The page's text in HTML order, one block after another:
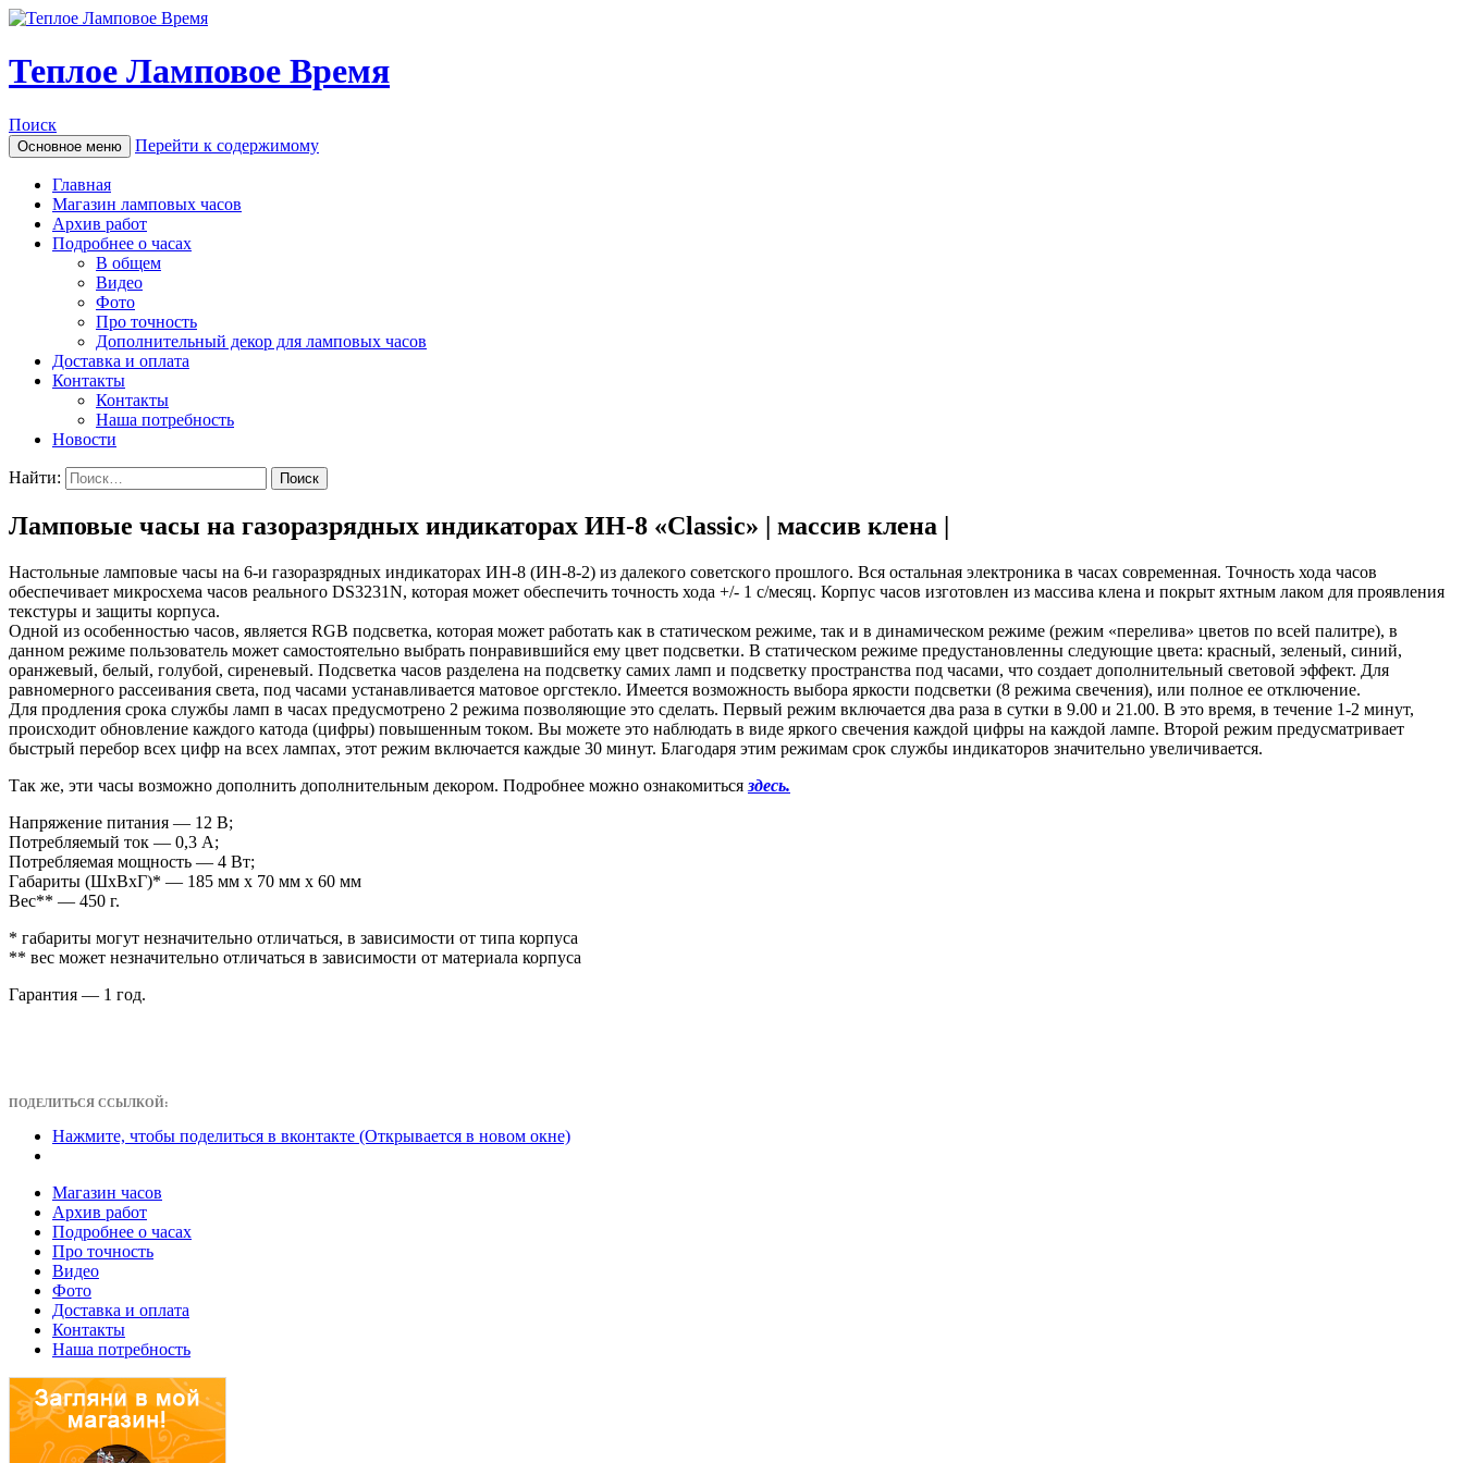
Теплое Ламповое Время
Поиск
Основное меню Перейти к содержимому
Главная
Магазин ламповых часов
Архив работ
Подробнее о часах
В общем
Видео
Фото
Про точность
Дополнительный декор для ламповых часов
Доставка и оплата
Контакты
Контакты
Наша потребность
Новости
Найти:
Ламповые часы на газоразрядных индикаторах ИН-8 «Classic» | массив клена |
Настольные ламповые часы на 6-и газоразрядных индикаторах ИН-8 (ИН-8-2) из далекого советского прошлого. Вся остальная электроника в часах современная. Точность хода часов
обеспечивает микросхема часов реального DS3231N, которая может обеспечить точность хода +/- 1 с/месяц. Корпус часов изготовлен из массива клена и покрыт яхтным лаком для проявления
текстуры и защиты корпуса.
Одной из особенностью часов, является RGB подсветка, которая может работать как в статическом режиме, так и в динамическом режиме (режим «перелива» цветов по всей палитре), в
данном режиме пользователь может самостоятельно выбрать понравившийся ему цвет подсветки. В статическом режиме предустановленны следующие цвета: красный, зеленый, синий,
оранжевый, белый, голубой, сиреневый. Подсветка часов разделена на подсветку самих ламп и подсветку пространства под часами, что создает дополнительный световой эффект. Для
равномерного рассеивания света, под часами устанавливается матовое оргстекло. Имеется возможность выбора яркости подсветки (8 режима свечения), или полное ее отключение.
Для продления срока службы ламп в часах предусмотрено 2 режима позволяющие это сделать. Первый режим включается два раза в сутки в 9.00 и 21.00. В это время, в течение 1-2 минут,
происходит обновление каждого катода (цифры) повышенным током. Вы можете это наблюдать в виде яркого свечения каждой цифры на каждой лампе. Второй режим предусматривает
быстрый перебор всех цифр на всех лампах, этот режим включается каждые 30 минут. Благодаря этим режимам срок службы индикаторов значительно увеличивается.
Так же, эти часы возможно дополнить дополнительным декором. Подробнее можно ознакомиться здесь.
Напряжение питания — 12 В;
Потребляемый ток — 0,3 А;
Потребляемая мощность — 4 Вт;
Габариты (ШxВxГ)* — 185 мм x 70 мм x 60 мм
Вес** — 450 г.
* габариты могут незначительно отличаться, в зависимости от типа корпуса
** вес может незначительно отличаться в зависимости от материала корпуса
Гарантия — 1 год.
ПОДЕЛИТЬСЯ ССЫЛКОЙ:
Нажмите, чтобы поделиться в вконтакте (Открывается в новом окне)
Магазин часов
Архив работ
Подробнее о часах
Про точность
Видео
Фото
Доставка и оплата
Контакты
Наша потребность